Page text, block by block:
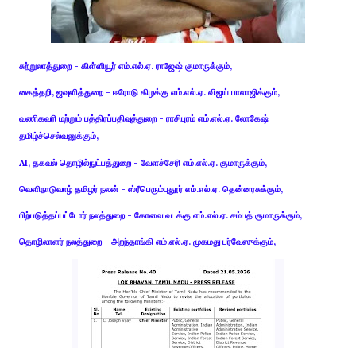
சுற்றுலாத்துறை - கிள்ளியூர் எம்.எல்.ஏ. ராஜேஷ் குமாருக்கும்,
கைத்தறி, ஜவுளித்துறை - ஈரோடு கிழக்கு எம்.எல்.ஏ. விஜய் பாலாஜிக்கும்,
வணிகவரி மற்றும் பத்திரப்பதிவுத்துறை - ராசிபுரம் எம்.எல்.ஏ. லோகேஷ்
தமிழ்ச்செல்வனுக்கும்,
AI, தகவல் தொழில்நுட்பத்துறை - வேளச்சேரி எம்.எல்.ஏ. குமாருக்கும்,
வெளிநாடுவாழ் தமிழர் நலன் - ஸ்ரீபெரும்புதூர் எம்.எல்.ஏ. தென்னரசுக்கும்,
பிற்படுத்தப்பட்டோர் நலத்துறை - கோவை வடக்கு எம்.எல்.ஏ. சம்பத் குமாருக்கும்,
தொழிலாளர் நலத்துறை - அறந்தாங்கி எம்.எல்.ஏ. முகமது பர்வேஸுக்கும்,